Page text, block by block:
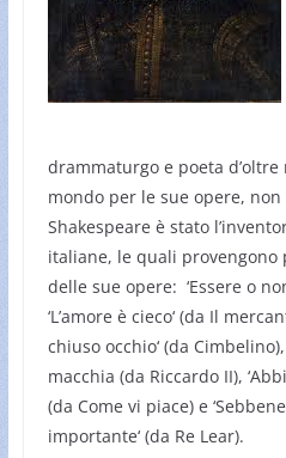
drammaturgo e poeta
mondo per le sue opere,
Shakespeare è stato
italiane, le quali
delle sue opere: ‘Essere o
‘L’amore è cieco‘ (da Il
chiuso occhio‘ (da
macchia (da Riccardo II),
(da Come vi piace) e
importante‘ (da Re Lear).